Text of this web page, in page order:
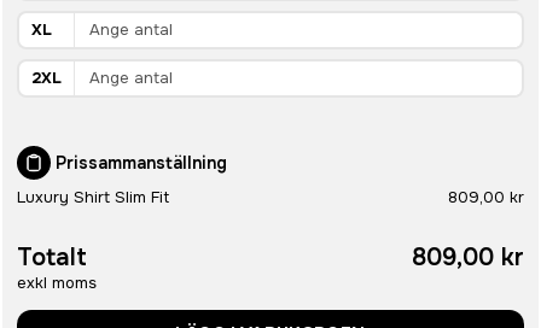
XL
2XL
Prissammanställning
Luxury Shirt Slim Fit 809,00 kr
Totalt
exkl moms
809,00 kr